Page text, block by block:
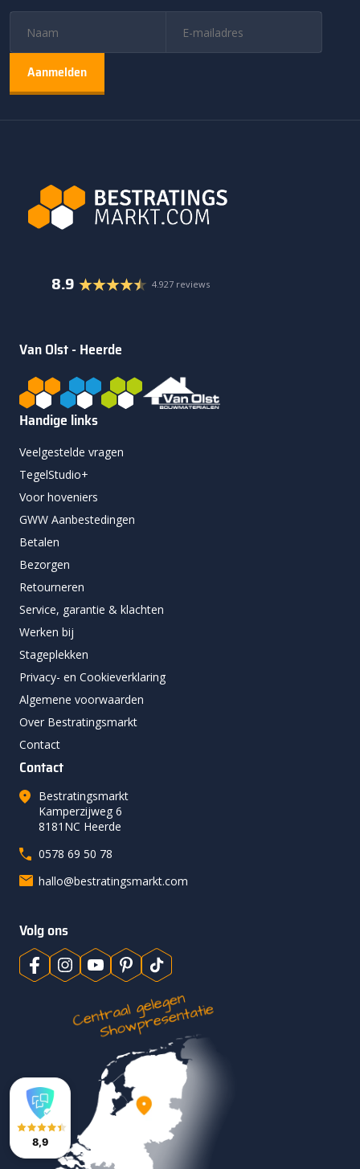
8.9 4.927 reviews
Van Olst - Heerde
Handige links
Veelgestelde vragen
TegelStudio+
Voor hoveniers
GWW Aanbestedingen
Betalen
Bezorgen
Retourneren
Service, garantie & klachten
Werken bij
Stageplekken
Privacy- en Cookieverklaring
Algemene voorwaarden
Over Bestratingsmarkt
Contact
Contact
Bestratingsmarkt
Kamperzijweg 6
8181NC Heerde
0578 69 50 78
hallo@bestratingsmarkt.com
Volg ons
8,9